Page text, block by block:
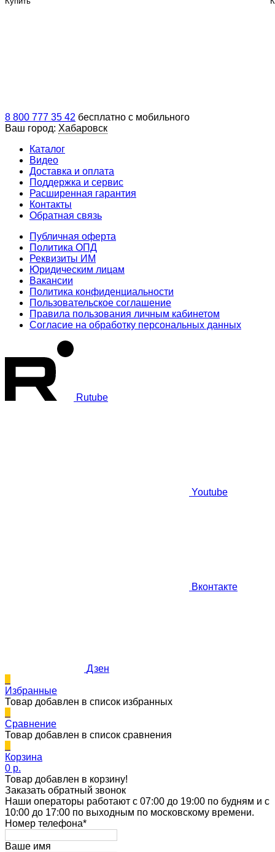
8 800 777 35 42 бесплатно с мобильного
Ваш город: Хабаровск
Каталог
Видео
Доставка и оплата
Поддержка и сервис
Расширенная гарантия
Контакты
Обратная связь
Публичная оферта
Политика ОПД
Реквизиты ИМ
Юридическим лицам
Вакансии
Политика конфиденциальности
Пользовательское соглашение
Правила пользования личным кабинетом
Согласие на обработку персональных данных
Rutube
Youtube
Вконтакте
Дзен
Избранные
Товар добавлен в список избранных
Сравнение
Товар добавлен в список сравнения
Корзина
0 p.
Товар добавлен в корзину!
Заказать обратный звонок
Наши операторы работают с 07:00 до 19:00 по будням и с
10:00 до 17:00 по выходным по московскому времени.
Номер телефона*
Ваше имя